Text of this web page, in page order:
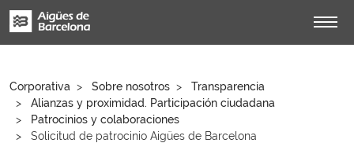
Corporativa Sobre nosotros
Transparencia
Alianzas y proximidad. Participación ciudadana
Patrocinios y colaboraciones
Solicitud de patrocinio Aigües de Barcelona